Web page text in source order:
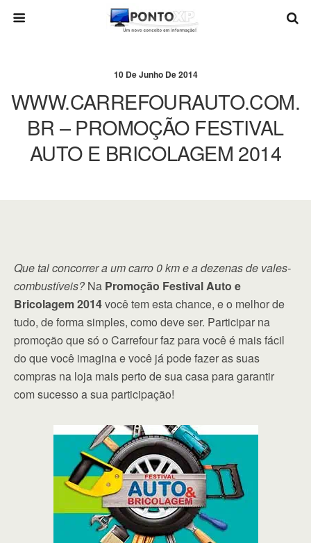
10 De Junho De 2014
WWW.CARREFOURAUTO.COM.
BR – PROMOÇÃO FESTIVAL
AUTO E BRICOLAGEM 2014
Que tal concorrer a um carro 0 km e a dezenas de vales-
combustíveis?Na Promoção Festival Auto e
Bricolagem 2014você tem esta chance, e o melhor de
tudo, de forma simples, como deve ser. Participar na
promoção que só o Carrefour faz para você é mais fácil
do que você imagina e você já pode fazer as suas
compras na loja mais perto de sua casa para garantir
com sucesso a sua participação!